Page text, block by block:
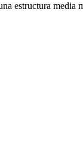
estructura